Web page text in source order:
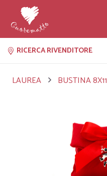
RICERCA RIVENDITORE
LAUREA BUSTINA 8X11